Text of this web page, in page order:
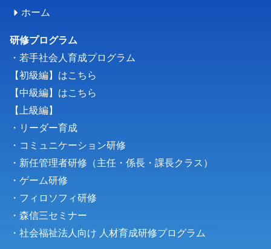
ホーム
研修プログラム
・若手社会人育成プログラム
【初級編】はこちら
【中級編】はこちら
【上級編】
・リーダー育成
・コミュニケーション研修
・新任管理者研修（主任・係長・課長クラス）
・ゲーム研修
・フィロソフィ研修
・森信三セミナー
・社会福祉法人向け 人材育成研修プログラム